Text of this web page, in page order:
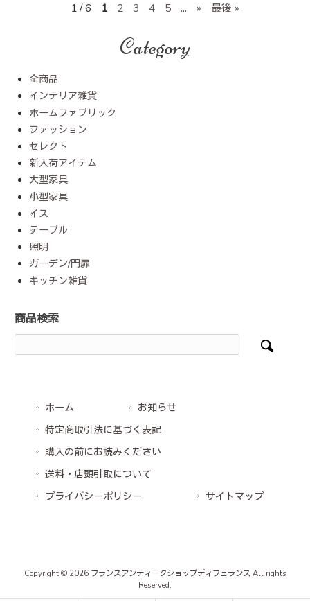
1 / 6 1 2 3 4 5 ... » 最後 »
Category
全商品
インテリア雑貨
ホームファブリック
ファッション
セレクト
新入荷アイテム
大型家具
小型家具
イス
テーブル
照明
ガーデン/門扉
キッチン雑貨
商品検索
ホーム
お知らせ
特定商取引法に基づく表記
購入の前にお読みください
送料・店頭引取について
プライバシーポリシー
サイトマップ
Copyright © 2026 フランスアンティークショップディフェランス All rights
Reserved.